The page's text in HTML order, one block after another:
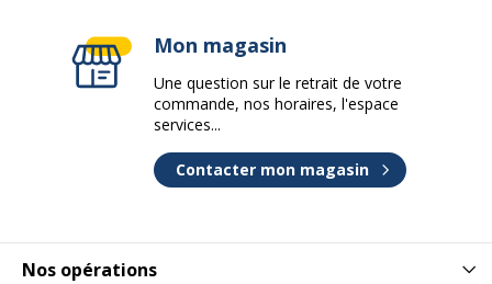
Nos opérations
Mon magasin
Une question sur le retrait de votre
commande, nos horaires, l'espace
services...
Contacter mon magasin